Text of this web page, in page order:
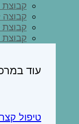
קבוצת
קבוצה
קבוצת
עוד
טיפול